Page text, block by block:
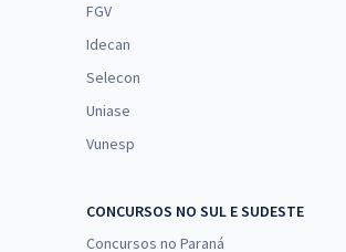
FGV
Idecan
Selecon
Uniase
Vunesp
CONCURSOS NO SUL E SUDESTE
Concursos no Paraná